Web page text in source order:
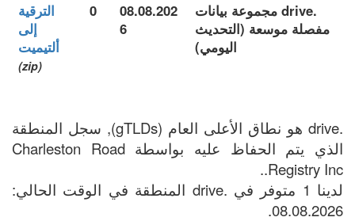
.drive مجموعة بيانات
مفصلة موسعة (التحديث
اليومي)
08.08.202
6
0
الترقية
إلى
ألتيميت
(zip)
.drive هو نطاق الأعلى العام (gTLDs), سجل المنطقة
الذي يتم الحفاظ عليه بواسطة Charleston Road
Registry Inc..
لدينا 1 متوفر في .drive المنطقة في الوقت الحالي:
08.08.2026.